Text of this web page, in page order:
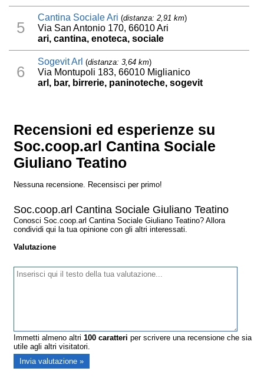
5
Cantina Sociale Ari (distanza: 2,91 km)
Via San Antonio 170, 66010 Ari
ari, cantina, enoteca, sociale
6
Sogevit Arl (distanza: 3,64 km)
Via Montupoli 183, 66010 Miglianico
arl, bar, birrerie, paninoteche, sogevit
Recensioni ed esperienze su
Soc.coop.arl Cantina Sociale
Giuliano Teatino
Nessuna recensione. Recensisci per primo!
Soc.coop.arl Cantina Sociale Giuliano Teatino
Conosci Soc.coop.arl Cantina Sociale Giuliano Teatino? Allora
condividi qui la tua opinione con gli altri interessati.
Valutazione
Immetti almeno altri100 caratteri per scrivere una recensione che sia
utile agli altri visitatori.